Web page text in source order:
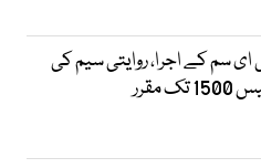
سم کے اجرا، روایتی سیم کی
مقرر